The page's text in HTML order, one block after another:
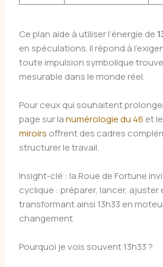
Ce plan aide à utiliser l’énergie de
en spéculations. Il répond à
toute impulsion symbolique
mesurable dans le monde réel.
Pour ceux qui souhaitent
page sur lanumérologie du 46 et
miroirs offrent des cadres
structurer le travail.
Insight-clé : la Roue de Fortune
cyclique : préparer, lancer,
transformant ainsi 13h33 en
changement.
Pourquoi je vois souvent 13h33 ?